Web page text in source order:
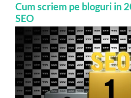
Cum scriem pe bloguri in
SEO